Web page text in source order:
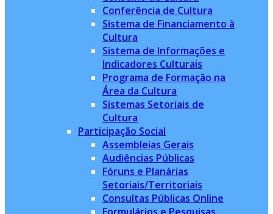
Conferência de Cultura
Sistema de Financiamento à
Cultura
Sistema de Informações e
Indicadores Culturais
Programa de Formação na
Área da Cultura
Sistemas Setoriais de
Cultura
Participação Social
Assembleias Gerais
Audiências Públicas
Fóruns e Planárias
Setoriais/Territoriais
Consultas Públicas Online